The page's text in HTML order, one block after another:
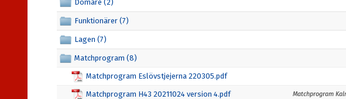
Domare (2)
Funktionärer (7)
Lagen (7)
Matchprogram (8)
Matchprogram Eslövstjejerna 220305.pdf
Matchprogram H43 20211024 version 4.pdf Matchprogram